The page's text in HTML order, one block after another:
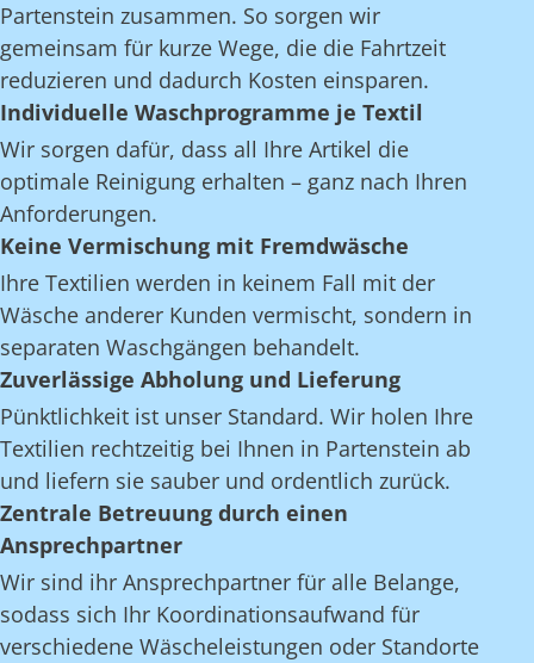
Partenstein zusammen. So sorgen wir
gemeinsam für kurze Wege, die die Fahrtzeit
reduzieren und dadurch Kosten einsparen.
Individuelle Waschprogramme je Textil
Wir sorgen dafür, dass all Ihre Artikel die
optimale Reinigung erhalten – ganz nach Ihren
Anforderungen.
Keine Vermischung mit Fremdwäsche
Ihre Textilien werden in keinem Fall mit der
Wäsche anderer Kunden vermischt, sondern in
separaten Waschgängen behandelt.
Zuverlässige Abholung und Lieferung
Pünktlichkeit ist unser Standard. Wir holen Ihre
Textilien rechtzeitig bei Ihnen in Partenstein ab
und liefern sie sauber und ordentlich zurück.
Zentrale Betreuung durch einen
Ansprechpartner
Wir sind ihr Ansprechpartner für alle Belange,
sodass sich Ihr Koordinationsaufwand für
verschiedene Wäscheleistungen oder Standorte